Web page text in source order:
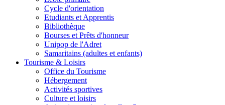
Cycle d'orientation
Etudiants et Apprentis
Bibliothèque
Bourses et Prêts d'honneur
Unipop de l'Adret
Samaritains (adultes et enfants)
Tourisme & Loisirs
Office du Tourisme
Hébergement
Activités sportives
Culture et loisirs